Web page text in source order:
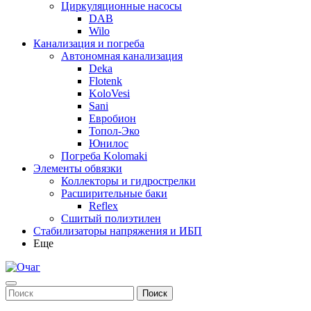
Циркуляционные насосы
DAB
Wilo
Канализация и погреба
Автономная канализация
Deka
Flotenk
KoloVesi
Sani
Евробион
Топол-Эко
Юнилос
Погреба Kolomaki
Элементы обвязки
Коллекторы и гидрострелки
Расширительные баки
Reflex
Сшитый полиэтилен
Стабилизаторы напряжения и ИБП
Еще